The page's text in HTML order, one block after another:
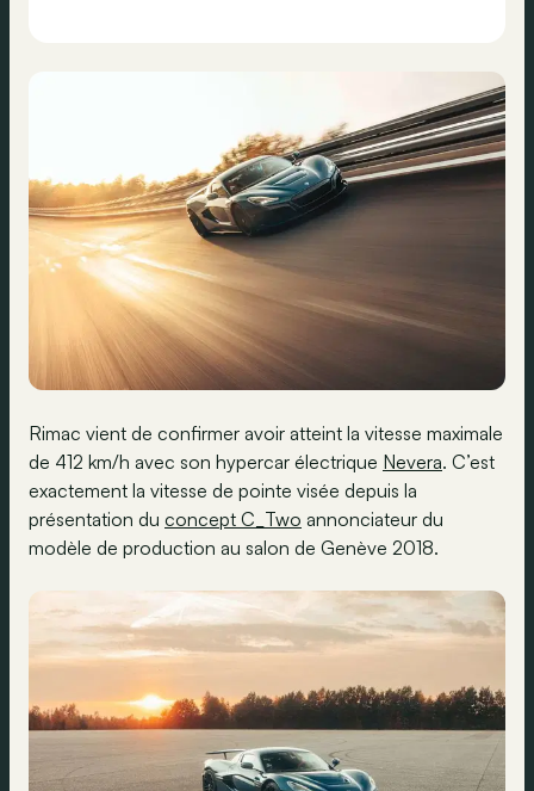
Rimac vient de confirmer avoir atteint la vitesse maximale
de 412 km/h avec son hypercar électrique Nevera. C’est
exactement la vitesse de pointe visée depuis la
présentation du concept C_Two annonciateur du
modèle de production au salon de Genève 2018.